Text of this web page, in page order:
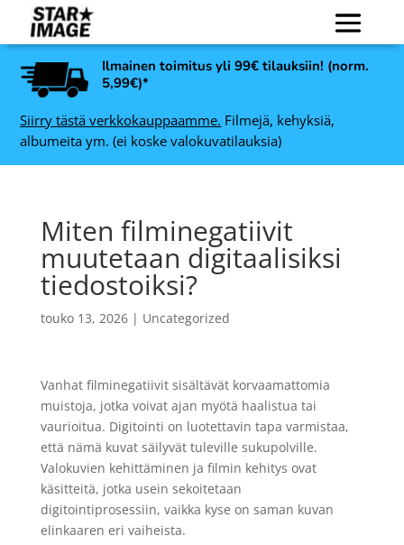
Ilmainen toimitus yli 99€ tilauksiin! (norm.
5,99€)*
Siirry tästä verkkokauppaamme. Filmejä, kehyksiä,
albumeita ym. (ei koske valokuvatilauksia)
Miten filminegatiivit
muutetaan digitaalisiksi
tiedostoiksi?
touko 13, 2026| Uncategorized
Vanhat filminegatiivit sisältävät korvaamattomia
muistoja, jotka voivat ajan myötä haalistua tai
vaurioitua. Digitointi on luotettavin tapa varmistaa,
että nämä kuvat säilyvät tuleville sukupolville.
Valokuvien kehittäminen ja filmin kehitys ovat
käsitteitä, jotka usein sekoitetaan
digitointiprosessiin, vaikka kyse on saman kuvan
elinkaaren eri vaiheista.
FOMAPAN 200 Creative
mustavalkofilmi 4x5”, 25
arkkia
36,90€